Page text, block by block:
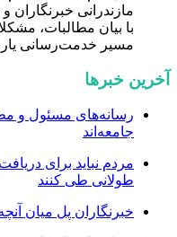
مازندرانی خبرنگاران
با بیان مطالبات،
مسیر خدمت‌رسانی
آخرین خبرها
رسانه‌های مسئول و
جامعه‌اند
مردم نباید برای
طولانی طی کنند
خبرنگاران پل میان